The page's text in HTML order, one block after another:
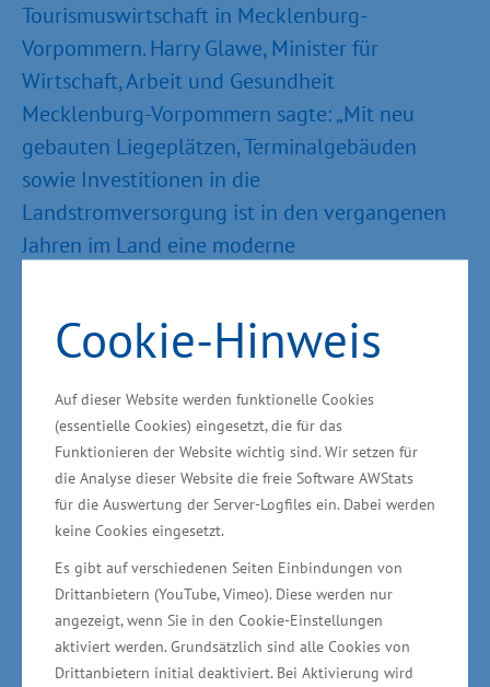
Cookie-Hinweis
Auf dieser Website werden funktionelle Cookies
(essentielle Cookies) eingesetzt, die für das
Funktionieren der Website wichtig sind. Wir setzen für
die Analyse dieser Website die freie Software AWStats
für die Auswertung der Server-Logfiles ein. Dabei werden
keine Cookies eingesetzt.
Es gibt auf verschiedenen Seiten Einbindungen von
Drittanbietern (YouTube, Vimeo). Diese werden nur
angezeigt, wenn Sie in den Cookie-Einstellungen
aktiviert werden. Grundsätzlich sind alle Cookies von
Drittanbietern initial deaktiviert. Bei Aktivierung wird
Tourismuswirtschaft in Mecklenburg-
Vorpommern. Harry Glawe, Minister für
Wirtschaft, Arbeit und Gesundheit
Mecklenburg-Vorpommern sagte: „Mit neu
gebauten Liegeplätzen, Terminalgebäuden
sowie Investitionen in die
Landstromversorgung ist in den vergangenen
Jahren im Land eine moderne
Anbieter oder auch verschiedenste
verstärkte Vernetzung zu mehr Wertschöpfung
im Land beitragen. Insgesamt geht es darum,
die Möglichkeiten der Branche stärker zu
nutzen, Kräfte zu bündeln, mehr
Aufmerksamkeit, Außenwirkung und
Schlagkraft zu gewinnen. Dadurch können die
vielfältigen Interessen dieser für das Land
wichtigen wirtschaftlichen Branche insgesamt
besser koordiniert und auch vermarktet